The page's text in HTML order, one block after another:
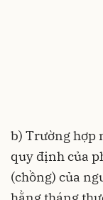
b) Trường hợp
quy định của
(chồng) của